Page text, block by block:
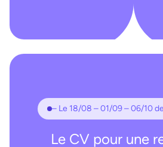
– Le 18/08 – 01/09 – 06/10
Le CV pour une